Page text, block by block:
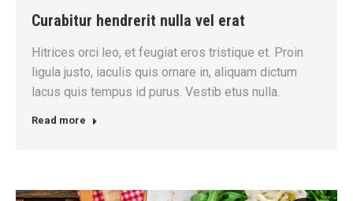
Curabitur hendrerit nulla vel erat
Hitrices orci leo, et feugiat eros tristique et. Proin
ligula justo, iaculis quis ornare in, aliquam dictum
lacus quis tempus id purus. Vestib etus nulla.
Read more